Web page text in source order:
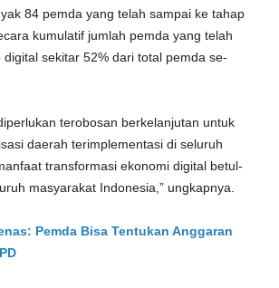
84 pemda yang telah sampai ke tahap
kumulatif jumlah pemda yang telah
sekitar 52% dari total pemda se-
terobosan berkelanjutan untuk
daerah terimplementasi di seluruh
transformasi ekonomi digital betul-
masyarakat Indonesia,” ungkapnya.
Pemda Bisa Tentukan Anggaran